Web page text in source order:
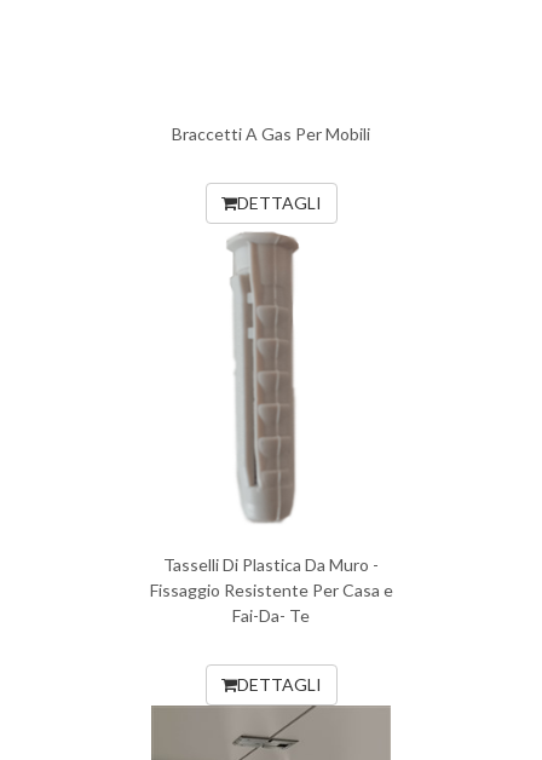
Braccetti A Gas Per Mobili
DETTAGLI
Tasselli Di Plastica Da Muro -
Fissaggio Resistente Per Casa e
Fai-Da- Te
DETTAGLI